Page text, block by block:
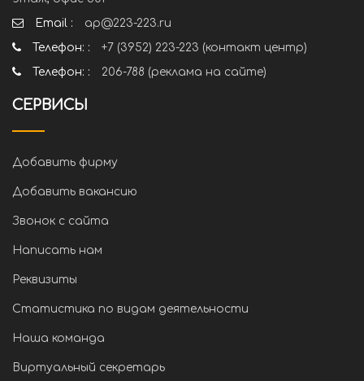
Email :
ap@223-223.ru
Телефон: :
+7 (3952) 223-223 (контакт центр)
Телефон: :
206-788 (реклама на сайте)
СЕРВИСЫ
Добавить фирму
Добавить вакансию
Звонок с сайта
Написать нам
Реквизиты
Статистика по видам деятельности
Наша команда
Виртуальный секретарь